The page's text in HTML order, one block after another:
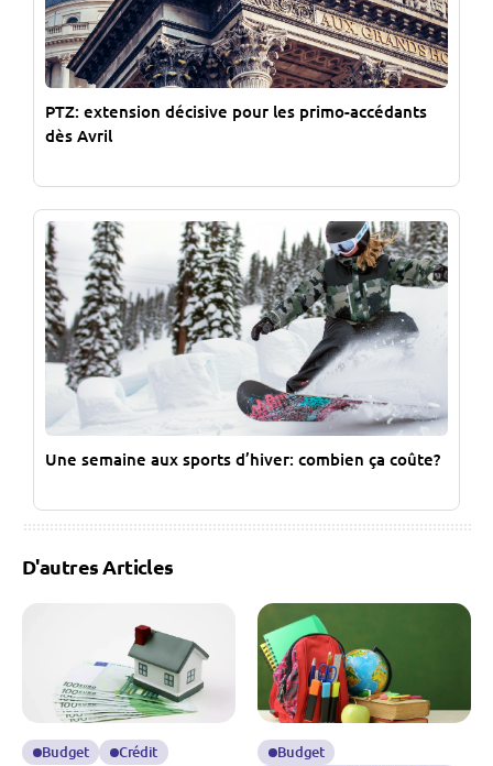
PTZ: extension décisive pour les primo-accédants
dès Avril
Une semaine aux sports d’hiver: combien ça coûte?
D'autres Articles
Budget Crédit
Budget